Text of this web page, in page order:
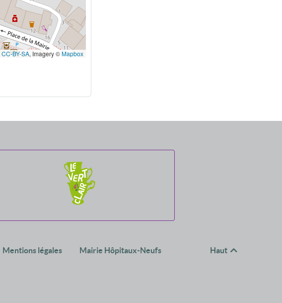
CC-BY-SA, Imagery ©Mapbox
Mentions légales Mairie Hôpitaux-Neufs Haut